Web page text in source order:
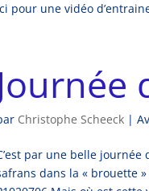
pour une vidéo
Journée
Christophe Scheeck |
par une belle
dans la « brouette